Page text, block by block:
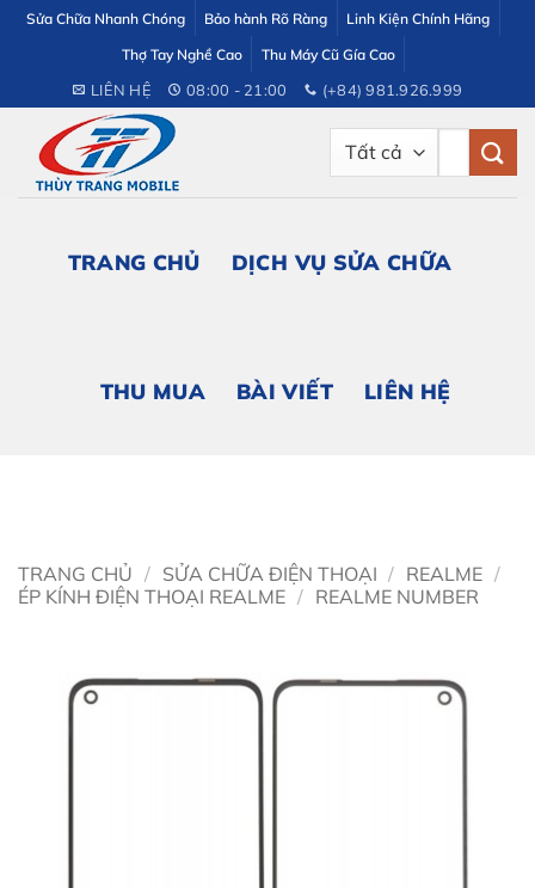
dung
Sửa Chữa Nhanh Chóng Bảo hành Rõ Ràng
Linh Kiện Chính Hãng
Thợ Tay Nghề Cao
Thu Máy Cũ Gía Cao
LIÊN HỆ 08:00 - 21:00 (+84) 981.926.999
TRANG CHỦ DỊCH VỤ SỬA CHỮA
THU MUA BÀI VIẾT LIÊN HỆ
TRANG CHỦ / SỬA CHỮA ĐIỆN THOẠI / REALME /
ÉP KÍNH ĐIỆN THOẠI REALME / REALME NUMBER